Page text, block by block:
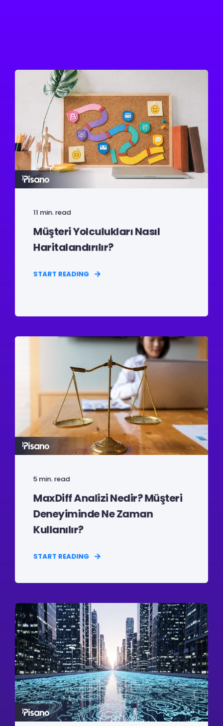
11 min. read
Müşteri Yolculukları Nasıl
Haritalandırılır?
START READING
5 min. read
MaxDiff Analizi Nedir? Müşteri
Deneyiminde Ne Zaman
Kullanılır?
START READING